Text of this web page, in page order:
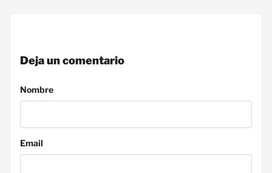
Deja un comentario
Nombre
Email